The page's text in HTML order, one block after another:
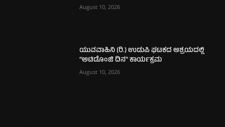
August 10, 2026
ಯುವವಾಹಿನಿ (ರಿ.) ಉಡುಪಿ ಘಟಕದ ಆಶ್ರಯದಲ್ಲಿ
“ಅಟಿಡೊಂಜಿ ದಿನ” ಕಾರ್ಯಕ್ರಮ
August 10, 2026